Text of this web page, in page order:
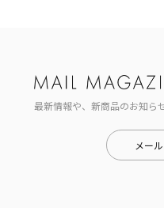
最新情報や、新商品のお知ら
メー